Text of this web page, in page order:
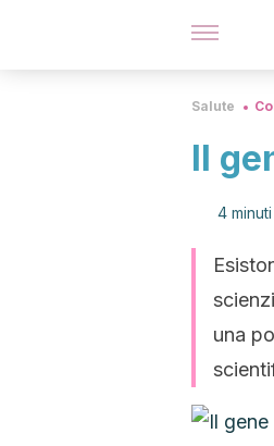
Salute
Il
4 minuti
una